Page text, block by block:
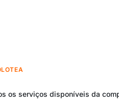
os serviços disponíveis da